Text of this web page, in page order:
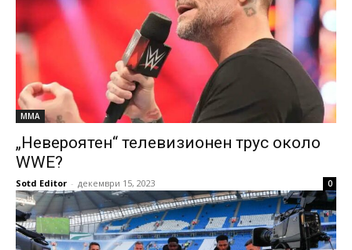
MMA
„Невероятен“ телевизионен трус около
WWE?
Sotd Editor - декември 15, 2023 0